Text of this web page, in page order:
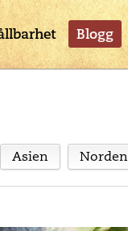
Blogg
Asien Norden